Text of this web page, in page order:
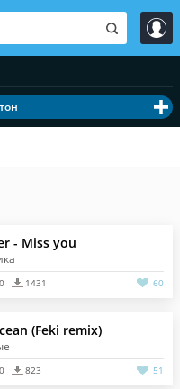
- Miss you
1431 60
(Feki remix)
823 51